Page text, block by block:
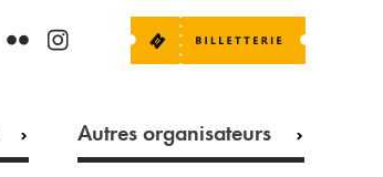
Autres organisateurs